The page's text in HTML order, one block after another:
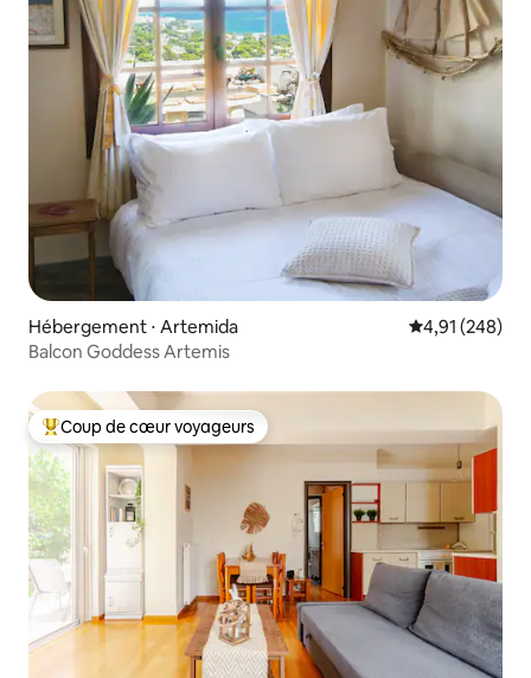
Hébergement ⋅ Artemida Évaluation
4,91 (248)
Balcon Goddess Artemis
Coups de cœur voyageurs les plus appréciés
Coup de cœur voyageurs